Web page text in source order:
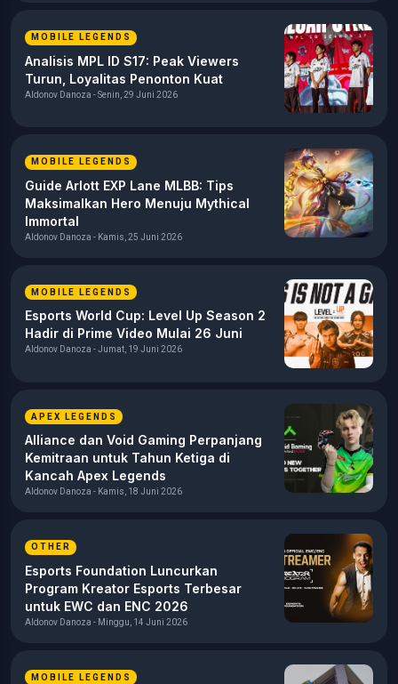
MOBILE LEGENDS
Analisis MPL ID S17: Peak Viewers
Turun, Loyalitas Penonton Kuat
Aldonov Danoza - Senin, 29 Juni 2026
MOBILE LEGENDS
Guide Arlott EXP Lane MLBB: Tips
Maksimalkan Hero Menuju Mythical
Immortal
Aldonov Danoza - Kamis, 25 Juni 2026
MOBILE LEGENDS
Esports World Cup: Level Up Season 2
Hadir di Prime Video Mulai 26 Juni
Aldonov Danoza - Jumat, 19 Juni 2026
APEX LEGENDS
Alliance dan Void Gaming Perpanjang
Kemitraan untuk Tahun Ketiga di
Kancah Apex Legends
Aldonov Danoza - Kamis, 18 Juni 2026
OTHER
Esports Foundation Luncurkan
Program Kreator Esports Terbesar
untuk EWC dan ENC 2026
Aldonov Danoza - Minggu, 14 Juni 2026
MOBILE LEGENDS